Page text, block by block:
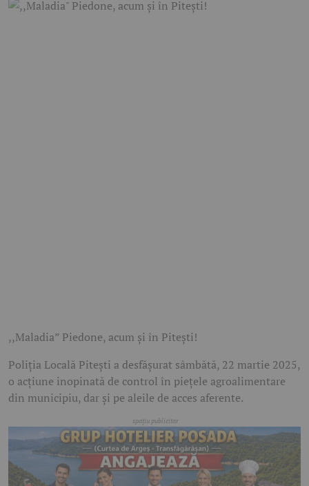
,,Maladia” Piedone, acum și în Pitești!
Poliția Locală Pitești a desfășurat sâmbătă, 22 martie 2025,
o acțiune inopinată de control în piețele agroalimentare
din municipiu, dar și pe aleile de acces aferente.